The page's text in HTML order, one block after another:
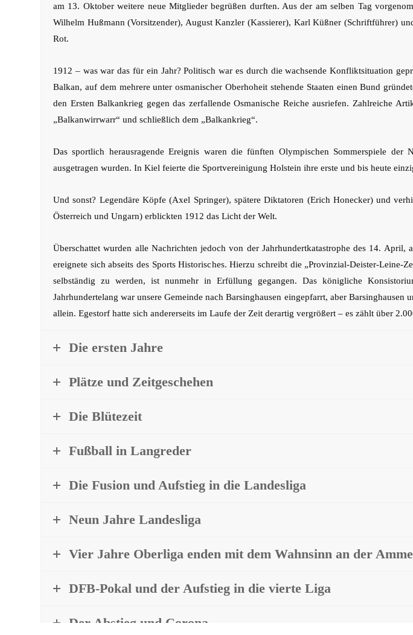
am 13. Oktober weitere neue Mitglieder begrüßen durften. Aus der am selben Tag
Wilhelm Hußmann (Vorsitzender), August Kanzler (Kassierer), Karl Küßner (Schriftführer)
Rot.
1912 – was war das für ein Jahr? Politisch war es durch die wachsende Konfliktsituation
Balkan, auf dem mehrere unter osmanischer Oberhoheit stehende Staaten einen Bund
den Ersten Balkankrieg gegen das zerfallende Osmanische Reiche ausriefen. Zahlreiche
„Balkanwirrwarr“ und schließlich dem „Balkankrieg“.
Das sportlich herausragende Ereignis waren die fünften Olympischen Sommerspiele
ausgetragen wurden. In Kiel feierte die Sportvereinigung Holstein ihre erste und bis heute
Und sonst? Legendäre Köpfe (Axel Springer), spätere Diktatoren (Erich Honecker) und
Österreich und Ungarn) erblickten 1912 das Licht der Welt.
Überschattet wurden alle Nachrichten jedoch von der Jahrhundertkatastrophe des 14.
ereignete sich abseits des Sports Historisches. Hierzu schreibt die „Provinzial-Deister-
selbständig zu werden, ist nunmehr in Erfüllung gegangen. Das königliche
Jahrhundertelang war unsere Gemeinde nach Barsinghausen eingepfarrt, aber
allein. Egestorf hatte sich andererseits im Laufe der Zeit derartig vergrößert – es zählt über
Die ersten Jahre
Plätze und Zeitgeschehen
Die Blütezeit
Fußball in Langreder
Die Fusion und Aufstieg in die Landesliga
Neun Jahre Landesliga
Vier Jahre Oberliga enden mit dem Wahnsinn an der
DFB-Pokal und der Aufstieg in die vierte Liga
Der Abstieg und Corona